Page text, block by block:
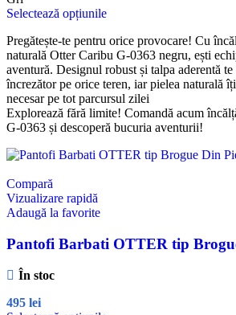
Selectează opțiunile
Pregătește-te pentru orice provocare! Cu
naturală Otter Caribu G-0363 negru, ești
aventură. Designul robust și talpa aderentă
încrezător pe orice teren, iar pielea naturală
necesar pe tot parcursul zilei
Explorează fără limite! Comandă acum
G-0363 și descoperă bucuria aventurii!
Compară
Vizualizare rapidă
Adaugă la favorite
Pantofi Barbati OTTER tip
În stoc
495 lei